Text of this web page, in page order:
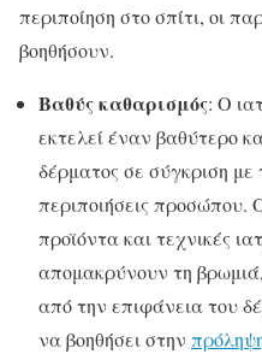
περιποίηση στο σπίτι, οι
βοηθήσουν.
Βαθύς καθαρισμός: Ο
εκτελεί έναν βαθύτερο
δέρματος σε σύγκριση με
περιποιήσεις προσώπου.
προϊόντα και τεχνικές
απομακρύνουν τη
από την επιφάνεια του
να βοηθήσει στην